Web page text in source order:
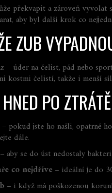
překvapit a zároveň
aby byl další krok co
ZUB
– úder na čelist, pád nebo
kostmi čelistí, takže i menší
PO
– pokud jste ho našli, opatrně
dále.
– aby se do úst nedostaly
co nejdříve – ideální je do
– i když má poškozenou